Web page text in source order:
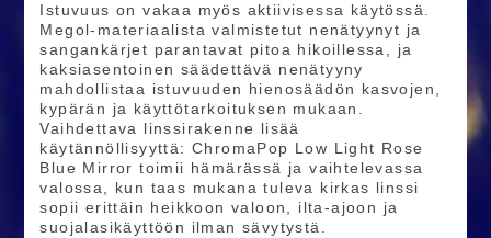
Istuvuus on vakaa myös aktiivisessa käytössä.
Megol-materiaalista valmistetut nenätyynyt ja
sangankärjet parantavat pitoa hikoillessa, ja
kaksiasentoinen säädettävä nenätyyny
mahdollistaa istuvuuden hienosäädön kasvojen,
kypärän ja käyttötarkoituksen mukaan.
Vaihdettava linssirakenne lisää
käytännöllisyyttä: ChromaPop Low Light Rose
Blue Mirror toimii hämärässä ja vaihtelevassa
valossa, kun taas mukana tuleva kirkas linssi
sopii erittäin heikkoon valoon, ilta-ajoon ja
suojalasikäyttöön ilman sävytystä.